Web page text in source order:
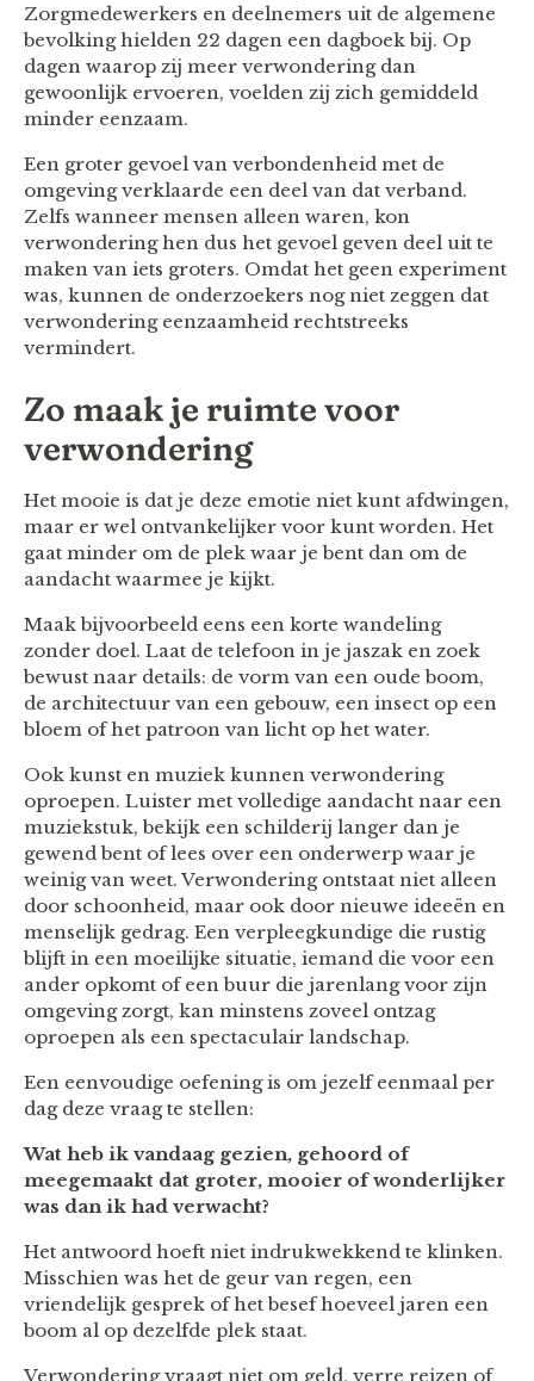
Zorgmedewerkers en deelnemers uit de algemene
bevolking hielden 22 dagen een dagboek bij. Op
dagen waarop zij meer verwondering dan
gewoonlijk ervoeren, voelden zij zich gemiddeld
minder eenzaam.
Een groter gevoel van verbondenheid met de
omgeving verklaarde een deel van dat verband.
Zelfs wanneer mensen alleen waren, kon
verwondering hen dus het gevoel geven deel uit te
maken van iets groters. Omdat het geen experiment
was, kunnen de onderzoekers nog niet zeggen dat
verwondering eenzaamheid rechtstreeks
vermindert.
Zo maak je ruimte voor
verwondering
Het mooie is dat je deze emotie niet kunt afdwingen,
maar er wel ontvankelijker voor kunt worden. Het
gaat minder om de plek waar je bent dan om de
aandacht waarmee je kijkt.
Maak bijvoorbeeld eens een korte wandeling
zonder doel. Laat de telefoon in je jaszak en zoek
bewust naar details: de vorm van een oude boom,
de architectuur van een gebouw, een insect op een
bloem of het patroon van licht op het water.
Ook kunst en muziek kunnen verwondering
oproepen. Luister met volledige aandacht naar een
muziekstuk, bekijk een schilderij langer dan je
gewend bent of lees over een onderwerp waar je
weinig van weet. Verwondering ontstaat niet alleen
door schoonheid, maar ook door nieuwe ideeën en
menselijk gedrag. Een verpleegkundige die rustig
blijft in een moeilijke situatie, iemand die voor een
ander opkomt of een buur die jarenlang voor zijn
omgeving zorgt, kan minstens zoveel ontzag
oproepen als een spectaculair landschap.
Een eenvoudige oefening is om jezelf eenmaal per
dag deze vraag te stellen:
Wat heb ik vandaag gezien, gehoord of
meegemaakt dat groter, mooier of wonderlijker
was dan ik had verwacht?
Het antwoord hoeft niet indrukwekkend te klinken.
Misschien was het de geur van regen, een
vriendelijk gesprek of het besef hoeveel jaren een
boom al op dezelfde plek staat.
Verwondering vraagt niet om geld, verre reizen of